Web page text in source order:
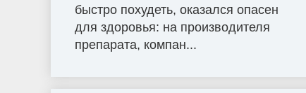
быстро похудеть, оказался опасен
для здоровья: на производителя
препарата, компан...